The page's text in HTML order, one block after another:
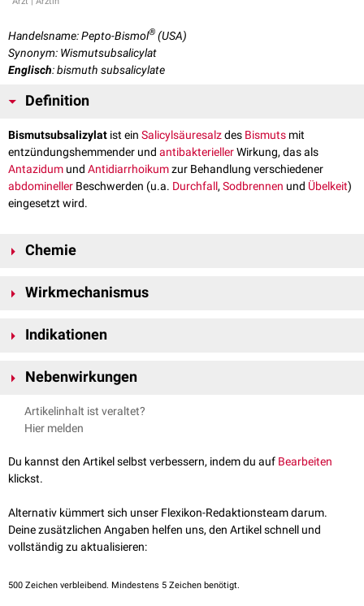
Handelsname: Pepto-Bismol® (USA)
Synonym: Wismutsubsalicylat
Englisch: bismuth subsalicylate
Definition
Bismutsubsalizylat ist ein Salicylsäuresalzdes Bismuts mit
entzündungshemmender und antibakteriellerWirkung, das als
Antazidum und Antidiarrhoikumzur Behandlung verschiedener
abdomineller Beschwerden (u.a. Durchfall, Sodbrennen und Übelkeit)
eingesetzt wird.
Chemie
Hydrolysevon Bismutsalizylat (Bi(C
Wirkmechanismus
vollständig geklärt. Mögliche Erklärungsansätze sind:
(antisekretorischer Effekt)
Reduktion der gastrointestinalen
Hemmung der
Indikationen
wie
Sodbrennen
Diarrhö
Nebenwirkungen
schwarze Verfärbung der
Bismutsulfid
Eine langzeitige, hochdosierte Einnahme von Bismutsalzen kann unter
Umständen
Artikelinhalt ist veraltet?
Hier melden
Du kannst den Artikel selbst verbessern, indem du auf Bearbeiten
klickst.
Alternativ kümmert sich unser Flexikon-Redaktionsteam darum.
Deine zusätzlichen Angaben helfen uns, den Artikel schnell und
vollständig zu aktualisieren:
500 Zeichen verbleibend. Mindestens 5 Zeichen benötigt.